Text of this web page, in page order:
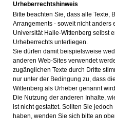
Urheberrechtshinweis
Bitte beachten Sie, dass alle Texte,
Arrangements - soweit nicht anders
Universität Halle-Wittenberg selbst
Urheberrechts unterliegen.
Sie dürfen damit beispielsweise
anderen Web-Sites verwendet
zugänglichen Texte durch Dritte
nur unter der Bedingung zu, dass
Wittenberg als Urheber genannt
Die Nutzung der anderen Inhalte,
ist nicht gestattet. Sollten Sie
haben, wenden Sie sich bitte an